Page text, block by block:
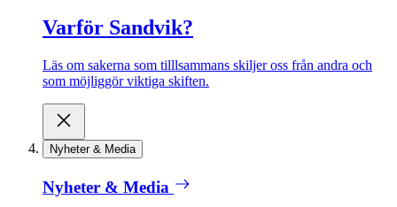
Varför Sandvik?
Läs om sakerna som tilllsammans skiljer oss från andra och
som möjliggör viktiga skiften.
Nyheter & Media
Nyheter & Media